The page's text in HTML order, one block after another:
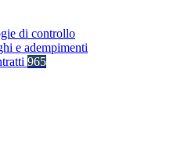
di controllo
e adempimenti
965